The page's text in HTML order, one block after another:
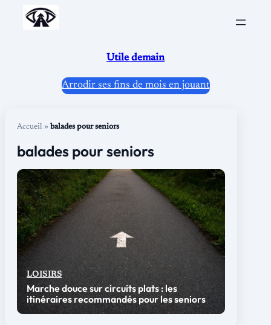
Aller
Utile demain
Arrodir ses fins de mois en jouant
Accueil » balades pour seniors
balades pour seniors
LOISIRS
Marche douce sur circuits plats : les
itinéraires recommandés pour les seniors